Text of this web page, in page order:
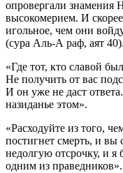
опровергали знамения
высокомерием. И
игольное, чем они
(сура Аль-А раф, аят 40).
«Где тот, кто славой
Не получить от вас
И он уже не даст
назиданье этом».
«Расходуйте из того,
постигнет смерть, и вы
недолгую отсрочку, и я
одним из